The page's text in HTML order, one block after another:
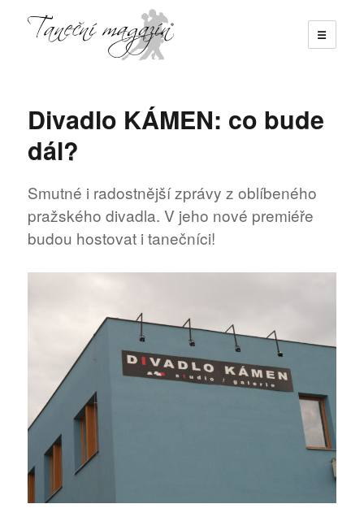
☰
Divadlo KÁMEN: co bude
dál?
Smutné i radostnější zprávy z oblíbeného
pražského divadla. V jeho nové premiéře
budou hostovat i tanečníci!